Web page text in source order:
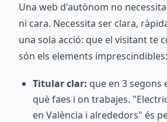
Una web d'autònom no
ni cara. Necessita ser clara,
una sola acció: que el visitant te
són els elements imprescindibles:
Titular clar: que en 3 segons
què faes i on trabajes.
en València i alrededors" és